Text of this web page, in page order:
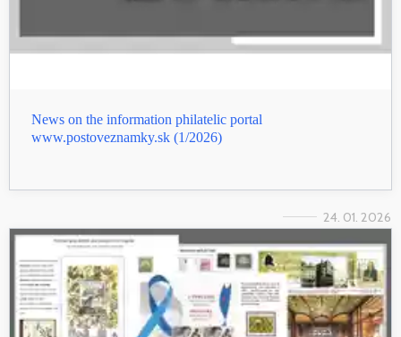
News on the information philatelic portal
www.postoveznamky.sk (1/2026)
24. 01. 2026